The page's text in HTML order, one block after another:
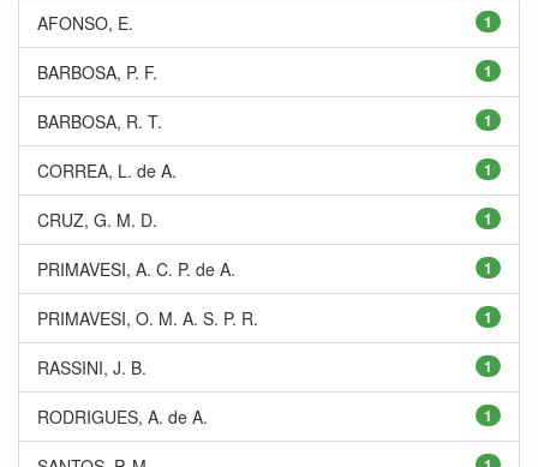
1
AFONSO, E.
1
BARBOSA, P. F.
1
BARBOSA, R. T.
1
CORREA, L. de A.
1
CRUZ, G. M. D.
1
PRIMAVESI, A. C. P. de A.
1
PRIMAVESI, O. M. A. S. P. R.
1
RASSINI, J. B.
1
RODRIGUES, A. de A.